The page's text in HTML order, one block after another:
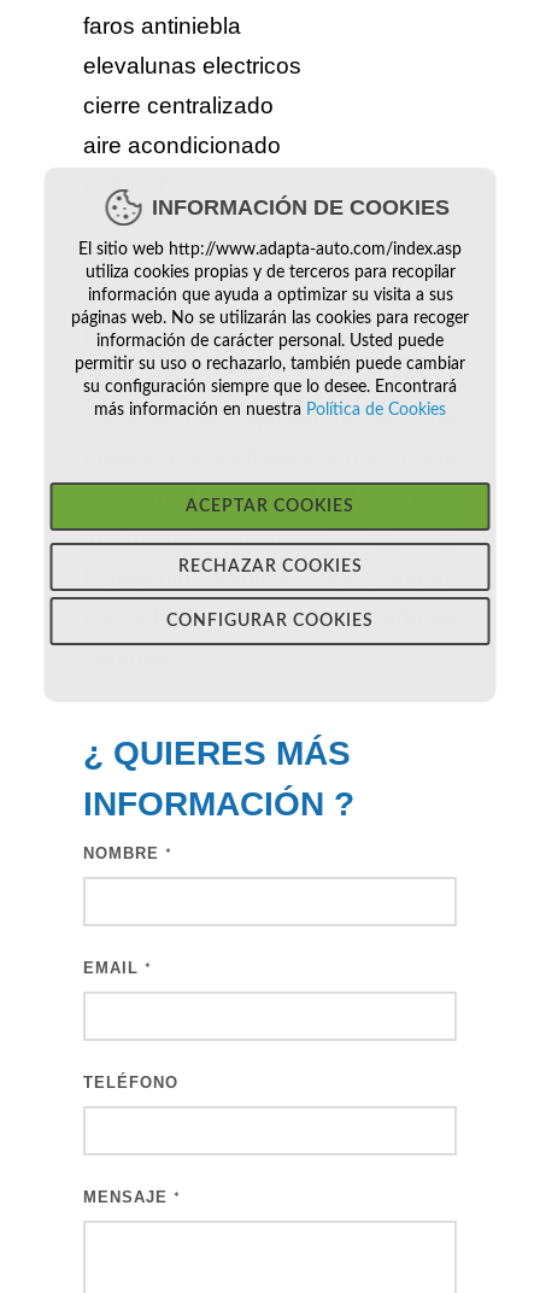
faros antiniebla
elevalunas electricos
cierre centralizado
aire acondicionado
radio CD
ADAPTACION
Rebaje de suelo en la parte trasera
con rampa de acceso. Guias y
anclajes para fijacion de silla de
de ruedas quedando esta
totalmente integrada en el
habitaculo. Vehïculo homologado,
revisado, transferido, con 1 año de
¿ QUIERES MÁS
INFORMACIÓN ?
NOMBRE *
EMAIL *
TELÉFONO
MENSAJE *
INFORMACIÓN DE COOKIES
El sitio web http://www.adapta-auto.com/index.asp
utiliza cookies propias y de terceros para recopilar
información que ayuda a optimizar su visita a sus
páginas web. No se utilizarán las cookies para recoger
información de carácter personal. Usted puede
permitir su uso o rechazarlo, también puede cambiar
su configuración siempre que lo desee. Encontrará
más información en nuestra Política de Cookies
ACEPTAR COOKIES
RECHAZAR COOKIES
CONFIGURAR COOKIES